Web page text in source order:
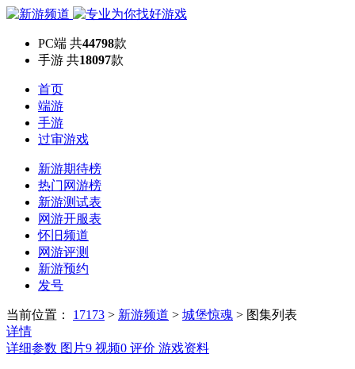
PC端 共44798款
手游 共18097款
首页
端游
手游
过审游戏
新游期待榜
热门网游榜
新游测试表
网游开服表
怀旧频道
网游评测
新游预约
发号
当前位置： 17173 > 新游频道 > 城堡惊魂 > 图集列表
详情
详细参数 图片9 视频0 评价 游戏资料